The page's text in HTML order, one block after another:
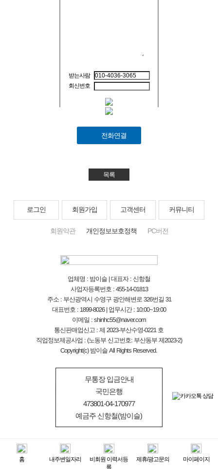
전화상담 문자상담
받는사람
회신번호
전화연결
목록
로그인 회원가입 고객센터 커뮤니티
회원약관 개인정보보호정책 PC버전
업체명 : 밤이슬 | 대표자 : 신항철
사업자등록번호 : 455-14-01813
주소 : 부산광역시 수영구 광안해변로 326번길 31
대표번호 : 1899-8026 | 업무시간 : 10:00~19:00
이메일 : shinhc55@naver.com
통신판매업신고 : 제 2023-부산수영-0221 호
직업정보제공사업 : (노동부 신고번호: 부산동부 제2023-2)
Copyright(c) 밤이슬 All Rights Reserved.
무통장 입금안내
국민은행
473801-04-170977
예금주 신항철(밤이슬)
홈 내주변일자리
비회원 이력서등
록
제휴/광고문의 마이페이지